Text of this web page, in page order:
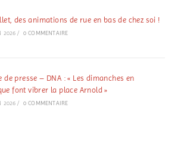
des animations de rue en bas de chez soi !
2026 / 0 COMMENTAIRE
de presse – DNA : « Les dimanches en
font vibrer la place Arnold »
2026 / 0 COMMENTAIRE